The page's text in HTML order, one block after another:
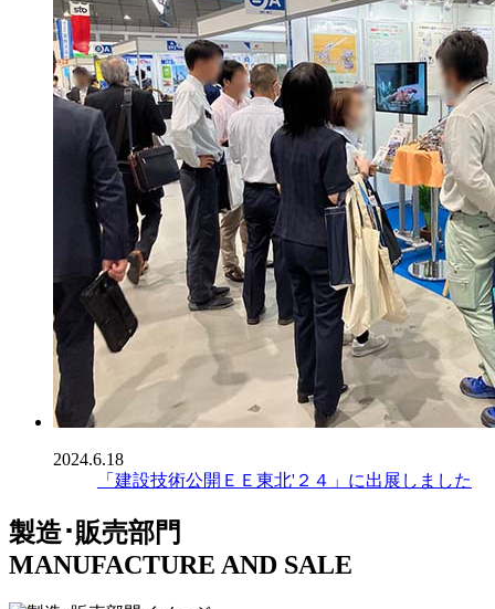
2024.6.18
「建設技術公開ＥＥ東北'２４」に出展しました
製造･販売部門
MANUFACTURE AND SALE